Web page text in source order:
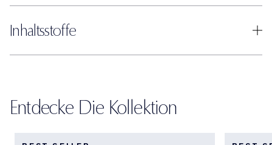
Inhaltsstoffe
Entdecke Die Kollektion